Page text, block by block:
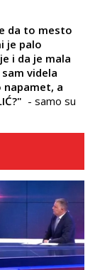
da to mesto
je palo
i da je mala
videla
napamet, a
- samo su